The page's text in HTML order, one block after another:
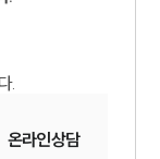
.
온라인상담